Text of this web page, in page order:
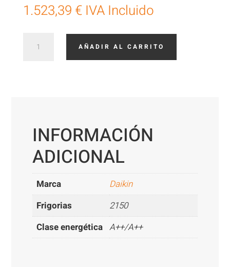
1.523,39 € IVA Incluido
Daikin
cantidad
AÑADIR AL CARRITO
INFORMACIÓN
ADICIONAL
Marca
Daikin
Frigorias
2150
Clase energética A++/A++